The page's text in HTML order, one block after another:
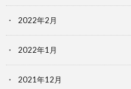
2022年2月
2022年1月
2021年12月